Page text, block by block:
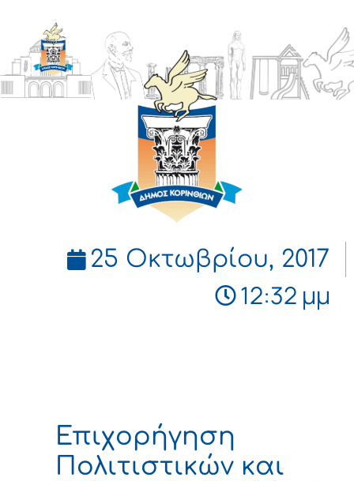
ΔΗΜΟΣ
ΚΟΡΙΝΘΙΩΝ
25 Οκτωβρίου, 2017
12:32 μμ
Επιχορήγηση
Πολιτιστικών και